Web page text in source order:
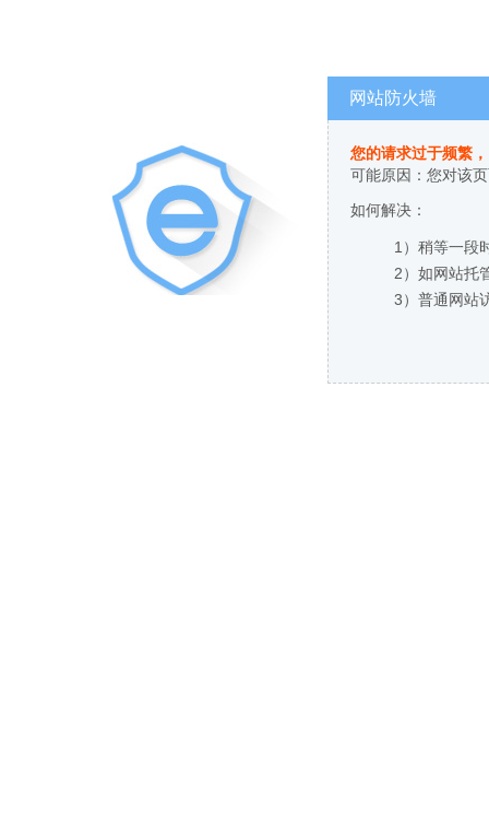
网站防火墙
您的请求过于频繁
可能原因：您对该
如何解决：
1）稍等一段
2）如网站托
3）普通网站